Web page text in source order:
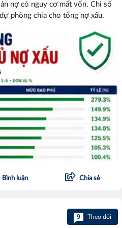
nợ có nguy cơ mất vốn. Chỉ số
phòng chia cho tổng nợ xấu.
Bình luận Chia sẻ
9 Theo dõi